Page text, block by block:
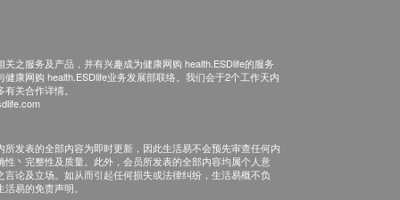
关之服务及产品，并有兴趣成为健康网购 health.ESDlife的服务
健康网购 health.ESDlife业务发展部联络。我们会于2个工作天内
关合作详情。
所发表的全部内容为即时更新，因此生活易不会预先审查任何内
性丶完整性及质量。此外，会员所发表的全部内容均属个人意
言论及立场。如从而引起任何损失或法律纠纷，生活易概不负
易的免责声明。